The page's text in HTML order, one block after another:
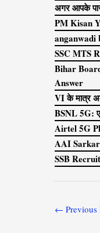
अगर आपके
PM Kisan
anganwadi
SSC MTS
Bihar
Answer
VI के मात्र
BSNL 5G:
Airtel 5G
AAI Sarkari
SSB
← Previous